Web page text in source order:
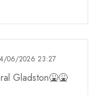
06/2026 23:27
Gladston🤮🤮